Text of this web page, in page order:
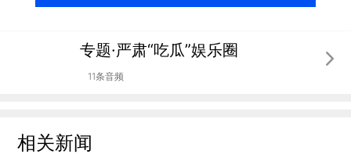
专题·严肃“吃瓜”娱乐圈
11条音频
相关新闻